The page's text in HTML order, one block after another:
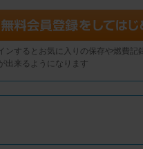
ンするとお気に入りの保存や燃費記
出来るようになります